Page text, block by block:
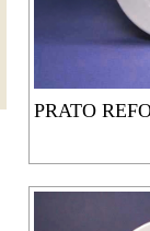
PRATO